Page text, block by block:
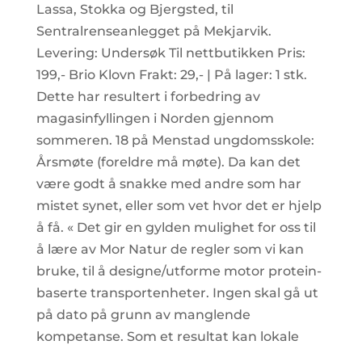
Lassa, Stokka og Bjergsted, til
Sentralrenseanlegget på Mekjarvik.
Levering: Undersøk Til nettbutikken Pris:
199,- Brio Klovn Frakt: 29,- | På lager: 1 stk.
Dette har resultert i forbedring av
magasinfyllingen i Norden gjennom
sommeren. 18 på Menstad ungdomsskole:
Årsmøte (foreldre må møte). Da kan det
være godt å snakke med andre som har
mistet synet, eller som vet hvor det er hjelp
å få. « Det gir en gylden mulighet for oss til
å lære av Mor Natur de regler som vi kan
bruke, til å designe/utforme motor protein-
baserte transportenheter. Ingen skal gå ut
på dato på grunn av manglende
kompetanse. Som et resultat kan lokale